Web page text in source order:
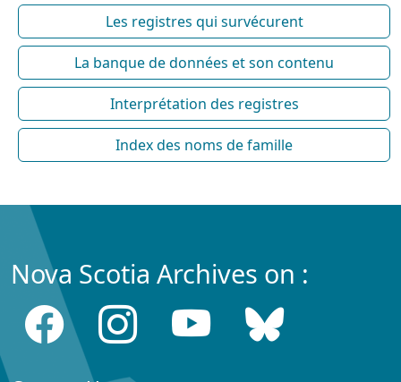
Les registres qui survécurent
La banque de données et son contenu
Interprétation des registres
Index des noms de famille
Nova Scotia Archives on :